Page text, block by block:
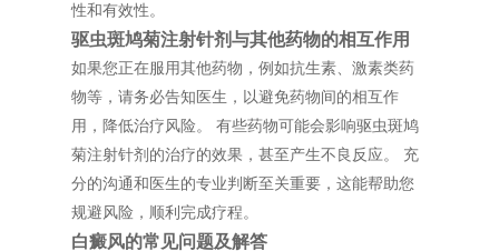
性和有效性。
驱虫斑鸠菊注射针剂与其他药物的相互作用
如果您正在服用其他药物，例如抗生素、激素类药
物等，请务必告知医生，以避免药物间的相互作
用，降低治疗风险。 有些药物可能会影响驱虫斑鸠
菊注射针剂的治疗的效果，甚至产生不良反应。 充
分的沟通和医生的专业判断至关重要，这能帮助您
规避风险，顺利完成疗程。
白癜风的常见问题及解答